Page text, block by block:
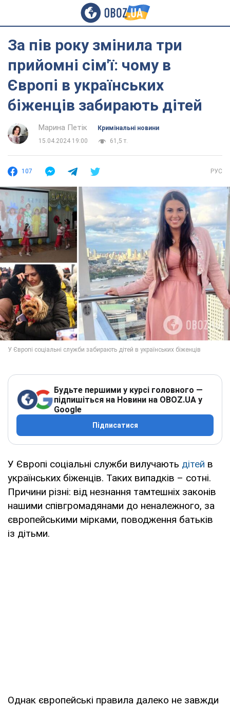
За пів року змінила три
прийомні сім'ї: чому в
Європі в українських
біженців забирають дітей
Марина Петік
Кримінальні новини
15.04.2024 19:00
61,5 т.
107 РУС
Будьте першими у курсі головного —
підпишіться на Новини на OBOZ.UA у
Google
Підписатися
У Європі соціальні служби вилучають дітей в
українських біженців. Таких випадків – сотні.
Причини різні: від незнання тамтешніх законів
нашими співгромадянами до неналежного, за
європейськими мірками, поводження батьків
із дітьми.
Однак європейські правила далеко не завжди